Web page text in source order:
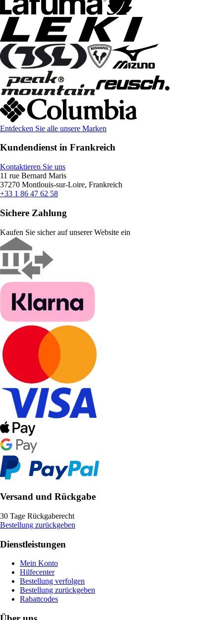
Entdecken Sie alle unsere Marken
Kundendienst in Frankreich
Kontaktieren Sie uns
11 rue Bernard Maris
37270 Montlouis-sur-Loire, Frankreich
+33 1 86 47 62 58
Sichere Zahlung
Kaufen Sie sicher auf unserer Website ein
Versand und Rückgabe
30 Tage Rückgaberecht
Bestellung zurückgeben
Dienstleistungen
Mein Konto
Hilfecenter
Bestellung verfolgen
Bestellung zurückgeben
Rabattcodes